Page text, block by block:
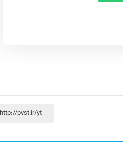
http://pvst.ir/yt